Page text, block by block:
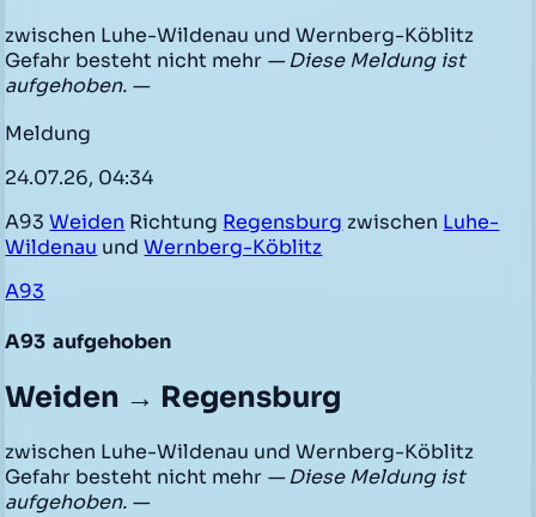
zwischen Luhe-Wildenau und Wernberg-Köblitz
Gefahr besteht nicht mehr — Diese Meldung ist
aufgehoben. —
Meldung
24.07.26, 04:34
A93Weiden Richtung Regensburg zwischen Luhe-
Wildenau undWernberg-Köblitz
A93
A93 aufgehoben
Weiden → Regensburg
zwischen Luhe-Wildenau und Wernberg-Köblitz
Gefahr besteht nicht mehr — Diese Meldung ist
aufgehoben. —